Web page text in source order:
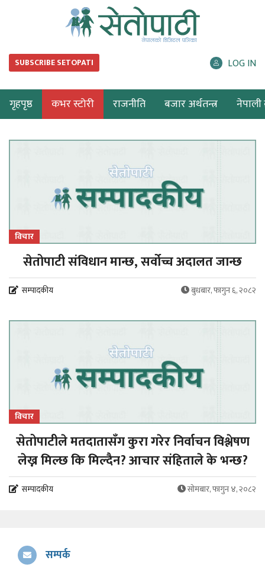
SUBSCRIBE SETOPATI LOG IN
गृहपृष्ठ कभर स्टोरी राजनीति बजार अर्थतन्त्र नेपाली
विचार
सेतोपाटी संविधान मान्छ, सर्वोच्च अदालत जान्छ
सम्पादकीय बुधबार, फागुन ६, २०८२
विचार
सेतोपाटीले मतदातासँग कुरा गरेर निर्वाचन विश्लेषण
लेख्न मिल्छ कि मिल्दैन? आचार संहिताले के भन्छ?
सम्पादकीय सोमबार, फागुन ४, २०८२
सम्पर्क